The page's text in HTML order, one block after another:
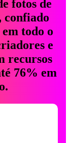
fotos de
confiado
todo o
e
recursos
76% em